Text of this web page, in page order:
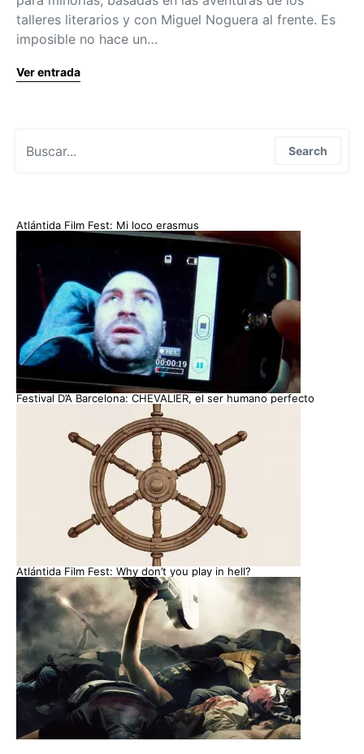
talleres literarios y con Miguel Noguera al frente. Es
imposible no hace un…
Ver entrada
Search
Atlántida Film Fest: Mi loco erasmus
Festival D’A Barcelona: CHEVALIER, el ser humano perfecto
Atlántida Film Fest: Why don’t you play in hell?